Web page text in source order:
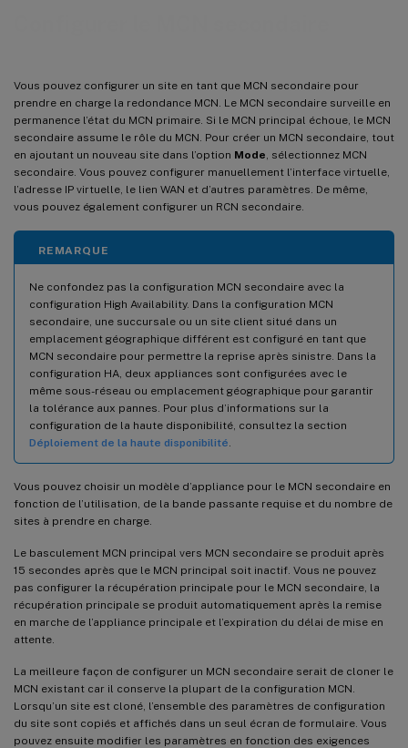
Vous pouvez configurer un site en tant que MCN secondaire pour
prendre en charge la redondance MCN. Le MCN secondaire surveille en
permanence l’état du MCN primaire. Si le MCN principal échoue, le MCN
secondaire assume le rôle du MCN. Pour créer un MCN secondaire, tout
en ajoutant un nouveau site dans l’option Mode , sélectionnez MCN
secondaire. Vous pouvez configurer manuellement l’interface virtuelle,
l’adresse IP virtuelle, le lien WAN et d’autres paramètres. De même,
vous pouvez également configurer un RCN secondaire.
REMARQUE
Ne confondez pas la configuration MCN secondaire avec la
configuration High Availability. Dans la configuration MCN
secondaire, une succursale ou un site client situé dans un
emplacement géographique différent est configuré en tant que
MCN secondaire pour permettre la reprise après sinistre. Dans la
configuration HA, deux appliances sont configurées avec le
même sous-réseau ou emplacement géographique pour garantir
la tolérance aux pannes. Pour plus d’informations sur la
configuration de la haute disponibilité, consultez la section
Déploiement de la haute disponibilité
Vous pouvez choisir un modèle d’appliance pour le MCN secondaire en
fonction de l’utilisation, de la bande passante requise et du nombre de
sites à prendre en charge.
Le basculement MCN principal vers MCN secondaire se produit après
15 secondes après que le MCN principal soit inactif. Vous ne pouvez
pas configurer la récupération principale pour le MCN secondaire, la
récupération principale se produit automatiquement après la remise
en marche de l’appliance principale et l’expiration du délai de mise en
attente.
La meilleure façon de configurer un MCN secondaire serait de cloner le
MCN existant car il conserve la plupart de la configuration MCN.
Lorsqu’un site est cloné, l’ensemble des paramètres de configuration
du site sont copiés et affichés dans un seul écran de formulaire. Vous
pouvez ensuite modifier les paramètres en fonction des exigences